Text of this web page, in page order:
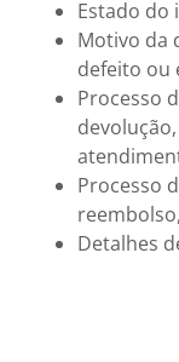
Estado do
Motivo da
defeito ou
Processo
Processo
Detalhes